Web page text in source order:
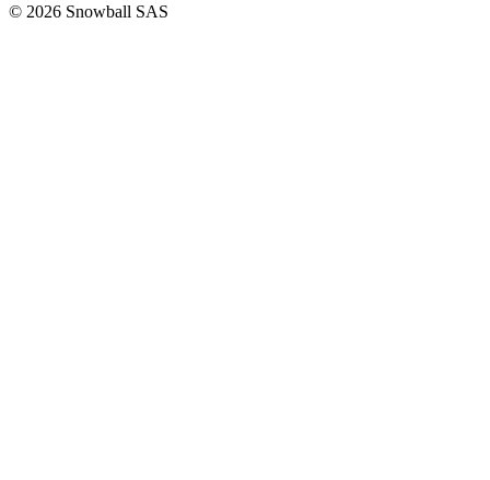
© 2026 Snowball SAS